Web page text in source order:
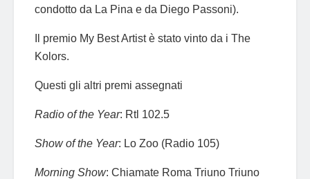
condotto da La Pina e da Diego Passoni).
Il premio My Best Artist è stato vinto da i The
Kolors.
Questi gli altri premi assegnati
Radio of the Year: Rtl 102.5
Show of the Year: Lo Zoo (Radio 105)
Morning Show: Chiamate Roma Triuno Triuno